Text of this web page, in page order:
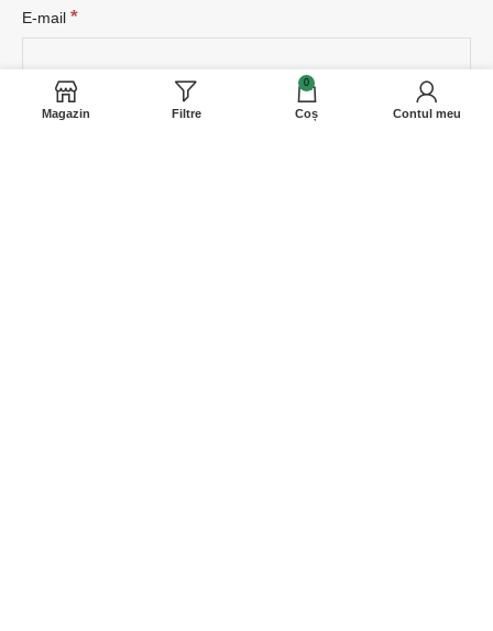
E-mail*
Sunt de acord cu politica de confidențialitate și cu termenii.
Politica de confidențialitate
Magazin Filtre
0
Coș Contul meu